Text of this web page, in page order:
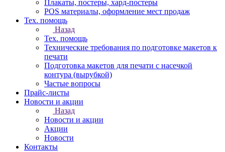
Плакаты, постеры, хард-постеры
POS материалы, оформление мест продаж
Тех. помощь
Назад
Тех. помощь
Технические требования по подготовке макетов к
печати
Подготовка макетов для печати с насечкой
контура (вырубкой)
Частые вопросы
Прайс-листы
Новости и акции
Назад
Новости и акции
Акции
Новости
Контакты